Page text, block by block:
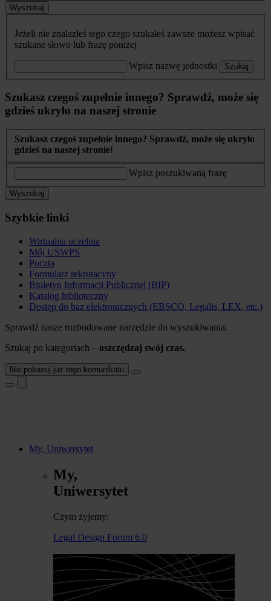
Wyszukaj
Jeżeli nie znalazłeś tego czego szukałeś zawsze możesz wpisać
szukane słowo lub frazę poniżej
Wpisz nazwę jednostki Szukaj
Szukasz czegoś zupełnie innego? Sprawdź, może się
gdzieś ukryło na naszej stronie
Szukasz czegoś zupełnie innego? Sprawdź, może się ukryło
gdzieś na naszej stronie!
Wpisz poszukiwaną frazę
Wyszukaj
Szybkie linki
Wirtualna uczelnia
Mój USWPS
Poczta
Formularz rekrutacyny
Biuletyn Informacji Publicznej (BIP)
Katalog biblioteczny
Dostęp do baz elektronicznych (EBSCO, Legalis, LEX, etc.)
Sprawdź nasze rozbudowane narzędzie do wyszukiwania.
Szukaj po kategoriach – oszczędzaj swój czas.
Nie pokazuj już tego komunikatu
My, Uniwersytet
My,
Uniwersytet
Czym żyjemy:
Legal Design Forum 6.0